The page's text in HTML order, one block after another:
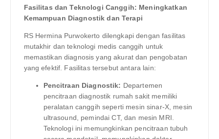
Fasilitas dan Teknologi Canggih: Meningkatkan
Kemampuan Diagnostik dan Terapi
RS Hermina Purwokerto dilengkapi dengan fasilitas
mutakhir dan teknologi medis canggih untuk
memastikan diagnosis yang akurat dan pengobatan
yang efektif. Fasilitas tersebut antara lain:
Pencitraan Diagnostik: Departemen
pencitraan diagnostik rumah sakit memiliki
peralatan canggih seperti mesin sinar-X, mesin
ultrasound, pemindai CT, dan mesin MRI.
Teknologi ini memungkinkan pencitraan tubuh